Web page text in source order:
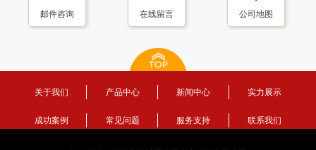
邮件咨询 在线留言 公司地图
关于我们 产品中心 新闻中心 实力展示
成功案例 常见问题 服务支持 联系我们